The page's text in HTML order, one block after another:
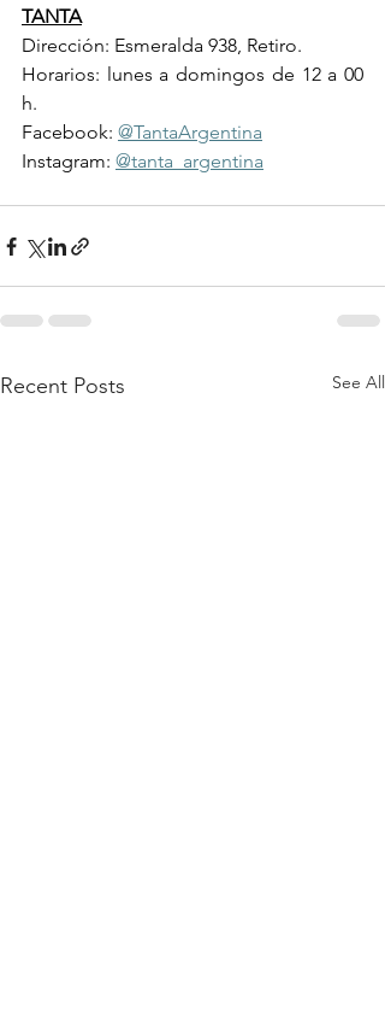
TANTA
Dirección: Esmeralda 938, Retiro.
Horarios: lunes a domingos de 12 a 00
h.
Facebook: @TantaArgentina
Instagram: @tanta_argentina
Recent Posts See All